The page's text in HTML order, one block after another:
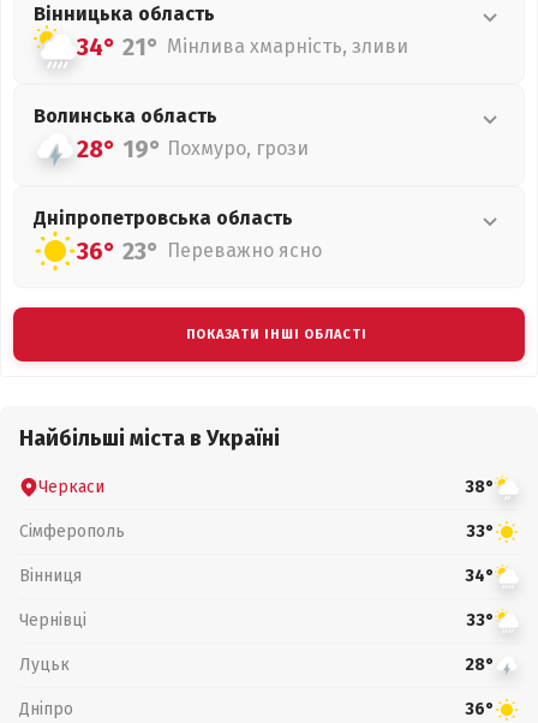
Вінницька область
34° 21° Мінлива хмарність, зливи
Волинська область
28° 19° Похмуро, грози
Дніпропетровська область
36° 23° Переважно ясно
ПОКАЗАТИ ІНШІ ОБЛАСТІ
Найбільші міста в Україні
Черкаси 38°
Сімферополь 33°
Вінниця 34°
Чернівці 33°
Луцьк 28°
Дніпро 36°